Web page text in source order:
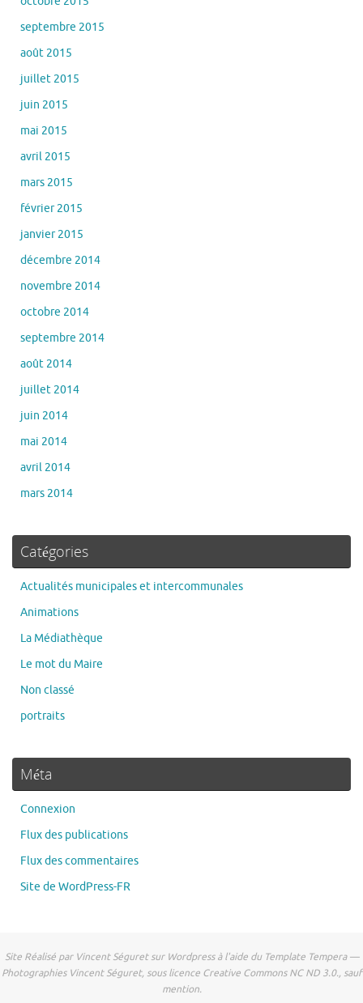
septembre 2015
août 2015
juillet 2015
juin 2015
mai 2015
avril 2015
mars 2015
février 2015
janvier 2015
décembre 2014
novembre 2014
octobre 2014
septembre 2014
août 2014
juillet 2014
juin 2014
mai 2014
avril 2014
mars 2014
Catégories
Actualités municipales et intercommunales
Animations
La Médiathèque
Le mot du Maire
Non classé
portraits
Méta
Connexion
Flux des publications
Flux des commentaires
Site de WordPress-FR
Site Réalisé par Vincent Séguret sur Wordpress à l'aide du Template Tempera —
Photographies Vincent Séguret, sous licence Creative Commons NC ND 3.0., sauf
mention.